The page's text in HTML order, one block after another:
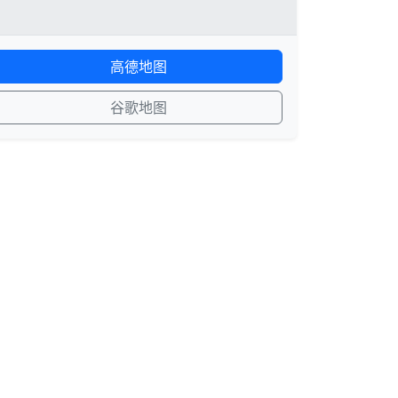
高德地图
谷歌地图